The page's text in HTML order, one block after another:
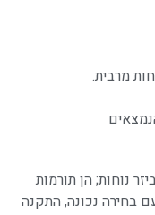
מרבית.
נוחות; הן תורמות
בחירה נכונה, התקנה